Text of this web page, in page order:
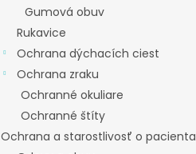
Gumová obuv
Rukavice
Ochrana dýchacích ciest
Ochrana zraku
Ochranné okuliare
Ochranné štíty
Ochrana a starostlivosť o pacienta